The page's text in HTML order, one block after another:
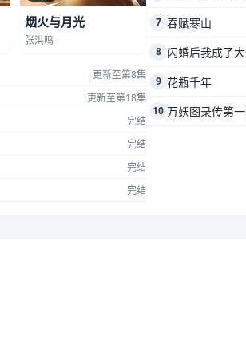
烟火与月光
张洪鸣
更新至第8集
更新至第18集
完结
完结
完结
完结
7 春赋寒山
8 闪婚后我成了
9 花瓶千年
10 万妖图录传第